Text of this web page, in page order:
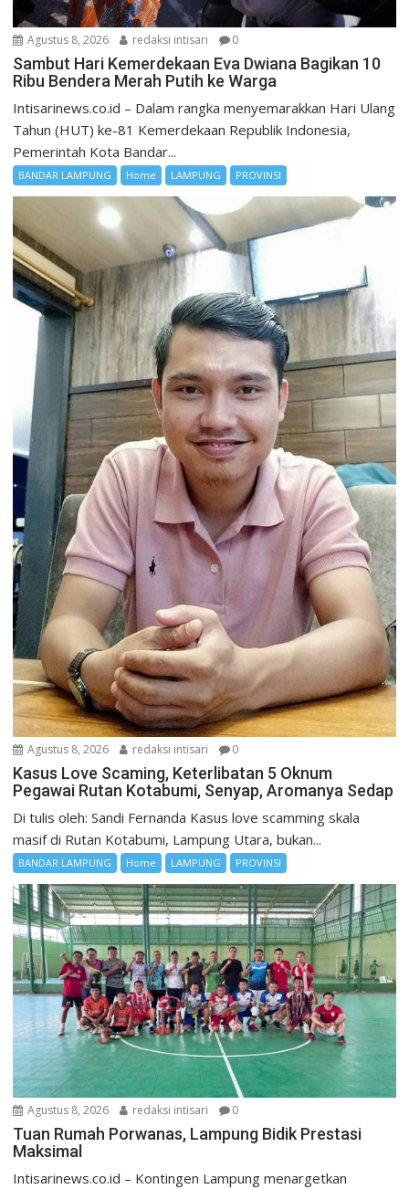
Agustus 8, 2026 redaksi intisari 0
Sambut Hari Kemerdekaan Eva Dwiana Bagikan 10
Ribu Bendera Merah Putih ke Warga
Intisarinews.co.id – Dalam rangka menyemarakkan Hari Ulang
Tahun (HUT) ke-81 Kemerdekaan Republik Indonesia,
Pemerintah Kota Bandar...
BANDAR LAMPUNG Home LAMPUNG PROVINSI
Agustus 8, 2026 redaksi intisari 0
Kasus Love Scaming, Keterlibatan 5 Oknum
Pegawai Rutan Kotabumi, Senyap, Aromanya Sedap
Di tulis oleh: Sandi Fernanda Kasus love scamming skala
masif di Rutan Kotabumi, Lampung Utara, bukan...
BANDAR LAMPUNG Home LAMPUNG PROVINSI
Agustus 8, 2026 redaksi intisari 0
Tuan Rumah Porwanas, Lampung Bidik Prestasi
Maksimal
Intisarinews.co.id – Kontingen Lampung menargetkan